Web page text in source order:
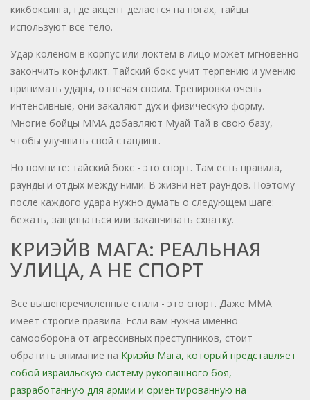
кикбоксинга, где акцент делается на ногах, тайцы
используют все тело.
Удар коленом в корпус или локтем в лицо может мгновенно
закончить конфликт. Тайский бокс учит терпению и умению
принимать удары, отвечая своим. Тренировки очень
интенсивные, они закаляют дух и физическую форму.
Многие бойцы ММА добавляют Муай Тай в свою базу,
чтобы улучшить свой стандинг.
Но помните: тайский бокс - это спорт. Там есть правила,
раунды и отдых между ними. В жизни нет раундов. Поэтому
после каждого удара нужно думать о следующем шаге:
бежать, защищаться или заканчивать схватку.
КРИЭЙВ МАГА: РЕАЛЬНАЯ
УЛИЦА, А НЕ СПОРТ
Все вышеперечисленные стили - это спорт. Даже ММА
имеет строгие правила. Если вам нужна именно
самооборона от агрессивных преступников, стоит
обратить внимание на Криэйв Мага, который представляет
собой израильскую систему рукопашного боя,
разработанную для армии и ориентированную на